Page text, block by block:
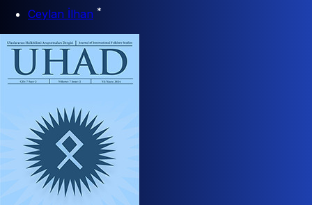
Ceylan İlhan *